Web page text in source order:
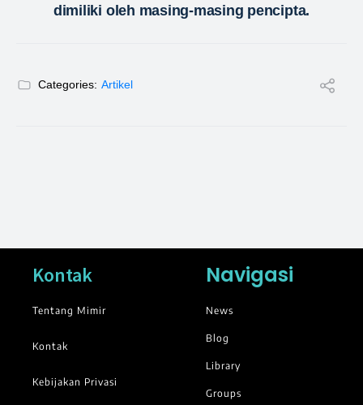
dimiliki oleh masing-masing pencipta.
Categories: Artikel
Kontak
Tentang Mimir
Kontak
Kebijakan Privasi
Navigasi
News
Blog
Library
Groups